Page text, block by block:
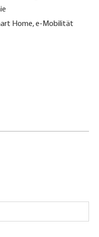
Home, e-Mobilität